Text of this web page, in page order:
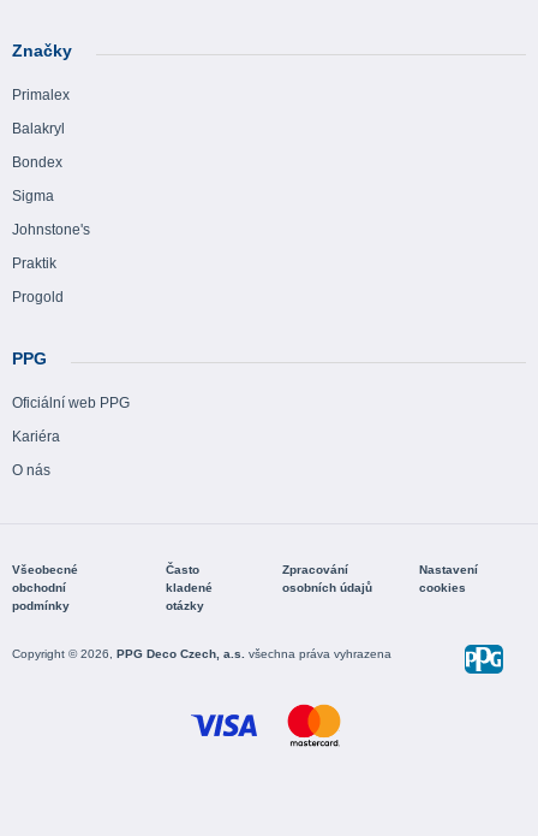
Značky
Primalex
Balakryl
Bondex
Sigma
Johnstone's
Praktik
Progold
PPG
Oficiální web PPG
Kariéra
O nás
Všeobecné
obchodní
podmínky
Často
kladené
otázky
Zpracování
osobních údajů
Nastavení
cookies
Copyright © 2026, PPG Deco Czech, a.s. všechna práva vyhrazena